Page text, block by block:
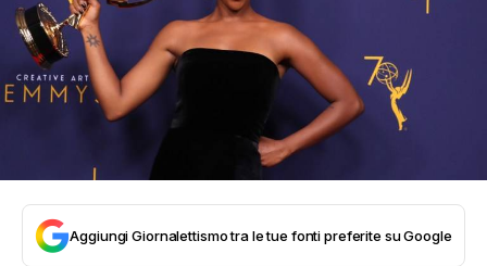
Aggiungi Giornalettismo tra le tue fonti preferite su Google